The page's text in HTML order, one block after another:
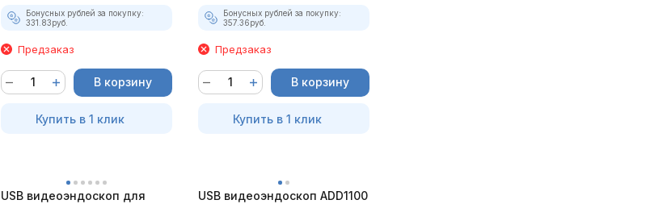
Бонусных рублей за покупку:
331.83руб.
Предзаказ
В корзину
Купить в 1 клик
Бонусных рублей за покупку:
357.36руб.
Предзаказ
В корзину
Купить в 1 клик
USB видеоэндоскоп для
USB видеоэндоскоп ADD1100